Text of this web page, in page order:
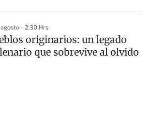
- 2:30 Hrs
originarios: un legado
que sobrevive al olvido